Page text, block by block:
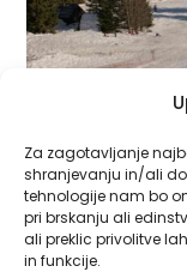
Za zagotavljanje
shranjevanju in/ali
tehnologije nam bo
pri brskanju ali
ali preklic privolitve
in funkcije.
V času
Jožko Oblak.